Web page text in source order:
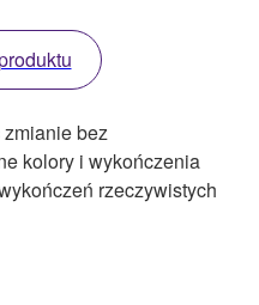
bez
kolory i wykończenia
rzeczywistych